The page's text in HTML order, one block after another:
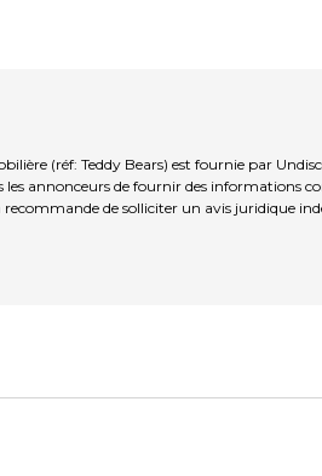
(réf: Teddy Bears) est fournie par
les annonceurs de fournir des informations
de solliciter un avis juridique